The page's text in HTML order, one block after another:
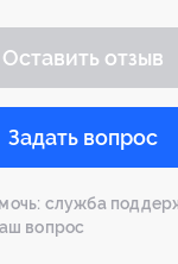
Оставить отзыв
Задать вопрос
служба
вопрос